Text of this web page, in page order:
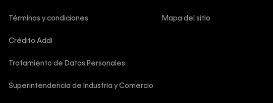
Términos y condiciones
Crédito Addi
Tratamiento de Datos Personales
Superintendencia de Industria y Comercio
Mapa del sitio